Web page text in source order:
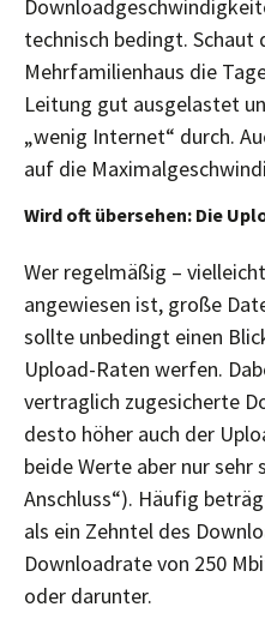
technisch bedingt. Schaut
Mehrfamilienhaus die
Leitung gut ausgelastet
„wenig Internet“ durch.
auf die
Wird oft übersehen: Die
Wer regelmäßig –
angewiesen ist, große
sollte unbedingt einen
Upload-Raten werfen.
vertraglich zugesicherte
desto höher auch der
beide Werte aber nur
Anschluss“). Häufig
als ein Zehntel des
Downloadrate von 250
oder darunter.